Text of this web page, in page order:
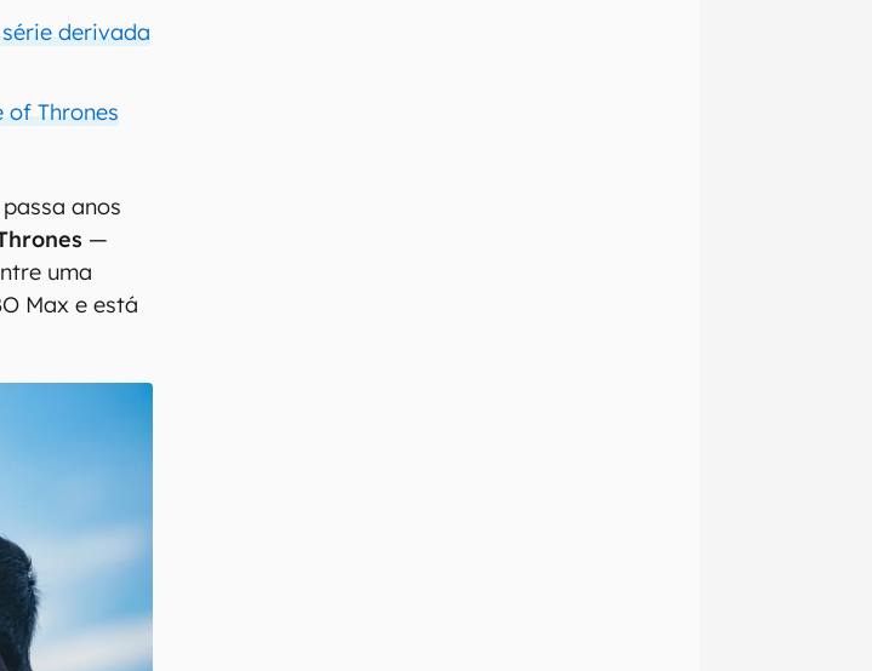
derivada
of Thrones
anos
—
uma
Max e está